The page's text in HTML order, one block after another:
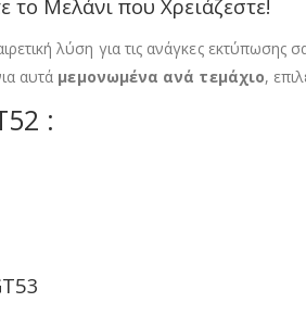
το Μελάνι που Χρειάζεστε!
λύση για τις ανάγκες εκτύπωσης
αυτά μεμονωμένα ανά τεμάχιο,
: